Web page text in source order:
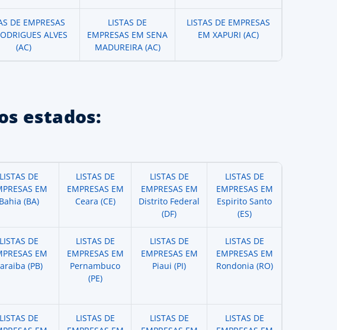
DE EMPRESAS
ALVES
(AC)
LISTAS DE
EMPRESAS EM SENA
MADUREIRA (AC)
LISTAS DE EMPRESAS
EM XAPURI (AC)
estados:
LISTAS DE
EM
Bahia (BA)
LISTAS DE
EMPRESAS EM
Ceara (CE)
LISTAS DE
EMPRESAS EM
Distrito Federal
(DF)
LISTAS DE
EMPRESAS EM
Espirito Santo
(ES)
LISTAS DE
EM
(PB)
LISTAS DE
EMPRESAS EM
Pernambuco
(PE)
LISTAS DE
EMPRESAS EM
Piaui (PI)
LISTAS DE
EMPRESAS EM
Rondonia (RO)
LISTAS DE
LISTAS DE
LISTAS DE
LISTAS DE